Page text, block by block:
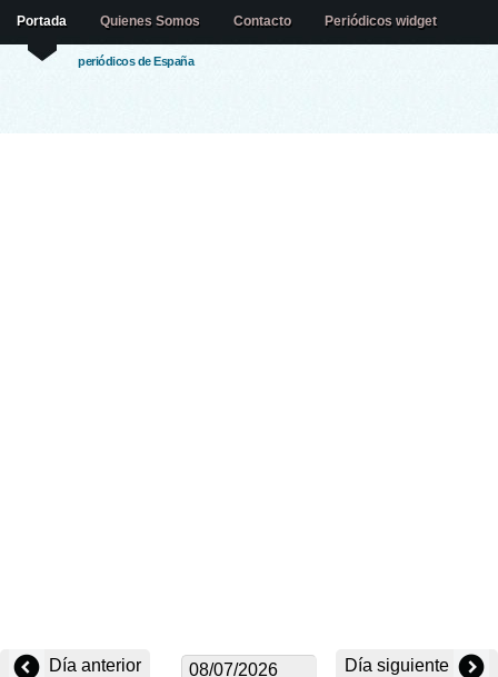
periódicos de España
Portada Quienes Somos Contacto Periódicos widget
Día anterior Día siguiente